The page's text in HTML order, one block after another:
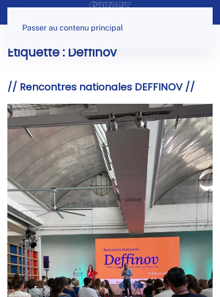
Passer au contenu principal
Étiquette : Deffinov
// Rencontres nationales DEFFINOV //
Panneau de gestion des cookies